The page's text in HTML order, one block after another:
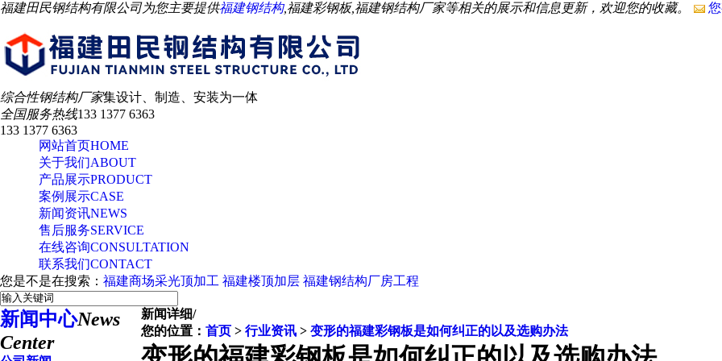
福建田民钢结构有限公司为您主要提供福建钢结构,福建彩钢板,福建钢结构厂家等相关的展示和信息更新，欢迎您的收藏。
综合性钢结构厂家集设计、制造、安装为一体
全国服务热线133 1377 6363
133 1377 6363
网站首页HOME
关于我们ABOUT
产品展示PRODUCT
案例展示CASE
新闻资讯NEWS
售后服务SERVICE
在线咨询CONSULTATION
联系我们CONTACT
您是不是在搜索： 福建商场采光顶加工 福建楼顶加层 福建钢结构厂房工程
新闻中心News
Center
新闻详细/
您的位置： 首页 > 行业资讯 > 变形的福建彩钢板是如何纠正的以及选购办法